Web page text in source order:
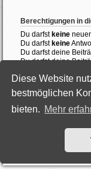
Diese Website
bestmöglichen
bieten. Mehr
Berechtigungen in
Du darfstkeine
Du darfstkeine
Du darfst deine
Du darfst deine
Foren-Übersicht
Powered byphpBB®